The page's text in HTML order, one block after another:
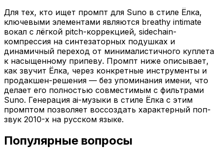
Для тех, кто ищет промпт для Suno в стиле Ёлка,
ключевыми элементами являются breathy intimate
вокал с лёгкой pitch-коррекцией, sidechain-
компрессия на синтезаторных подушках и
динамичный переход от минималистичного куплета
к насыщенному припеву. Промпт ниже описывает,
как звучит Ёлка, через конкретные инструменты и
продакшен-решения — без упоминания имени, что
делает его полностью совместимым с фильтрами
Suno. Генерация ai-музыки в стиле Ёлка с этим
промптом позволяет воссоздать характерный поп-
звук 2010-х на русском языке.
Популярные вопросы